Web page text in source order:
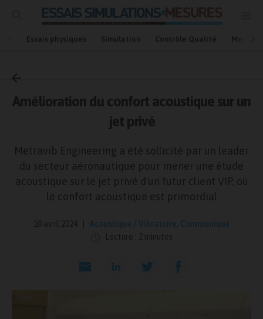
Essais physiques Simulation Contrôle Qualité Mesures
Accueil
Communiqué
Amélioration du confort acoustique sur un
jet privé
Metravib Engineering a été sollicité par un leader
du secteur aéronautique pour mener une étude
acoustique sur le jet privé d'un futur client VIP, où
le confort acoustique est primordial
10 avril 2024 Acoustique / Vibratoire Communiqué
Lecture : 2 minutes